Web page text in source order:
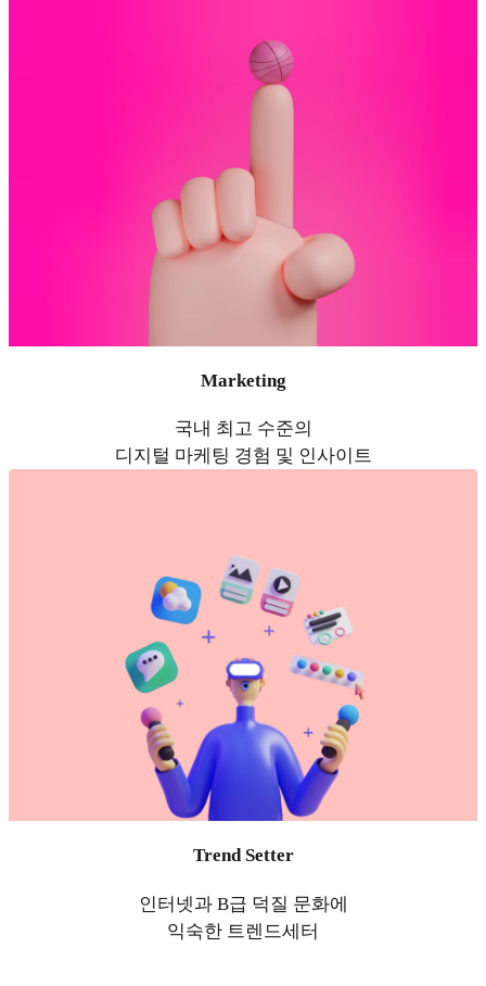
Marketing
국내 최고 수준의
디지털 마케팅 경험 및 인사이트
Trend Setter
인터넷과 B급 덕질 문화에
익숙한 트렌드세터